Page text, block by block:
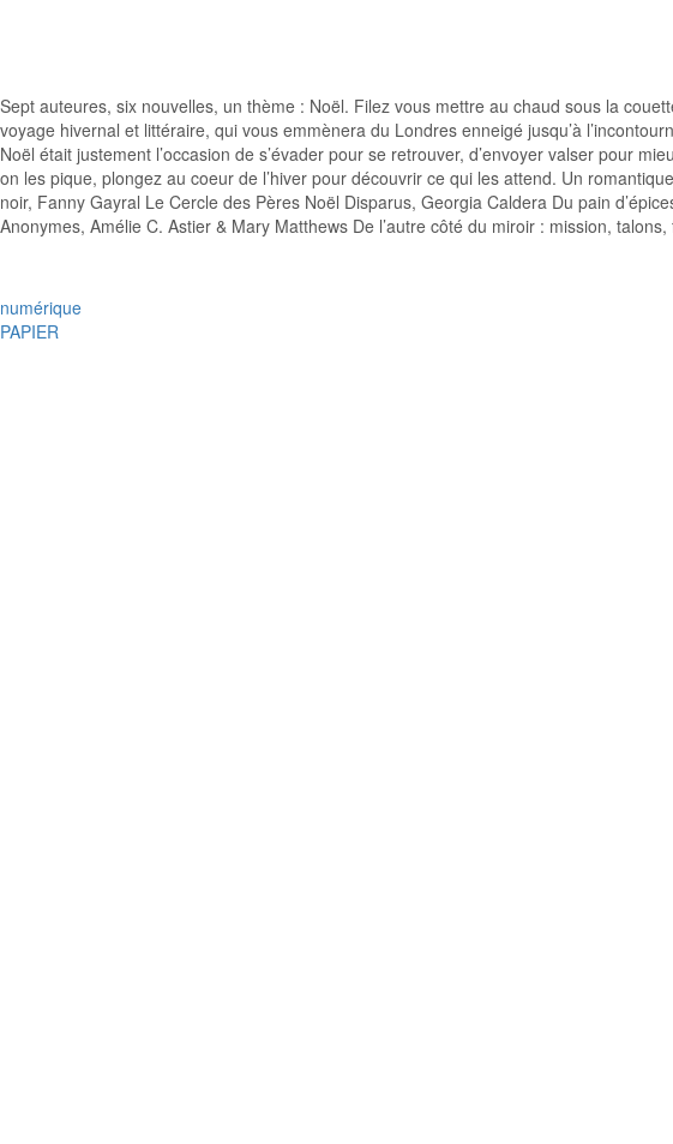
Sept auteures, six nouvelles, un thème : Noël. Filez vous mettre au chaud sous la
voyage hivernal et littéraire, qui vous emmènera du Londres enneigé jusqu’à
Noël était justement l’occasion de s’évader pour se retrouver, d’envoyer valser pour
on les pique, plongez au coeur de l’hiver pour découvrir ce qui les attend. Un
noir, Fanny Gayral Le Cercle des Pères Noël Disparus, Georgia Caldera Du pain
Anonymes, Amélie C. Astier & Mary Matthews De l’autre côté du miroir : mission,
numérique
PAPIER